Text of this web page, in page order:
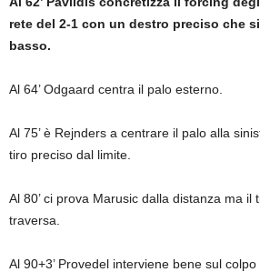
rete del 2-1 con un destro preciso che
basso.
Al 64’ Odgaard centra il palo esterno.
Al 75’ è Rejnders a centrare il palo alla
tiro preciso dal limite.
Al 80’ ci prova Marusic dalla distanza ma il
traversa.
Al 90+3’ Provedel interviene bene sul